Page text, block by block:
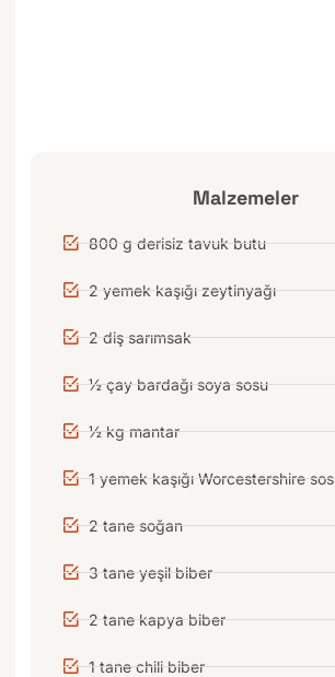
Malzemeler
800 g derisiz tavuk butu
2 yemek kaşığı zeytinyağı
2 diş sarımsak
½ çay bardağı soya sosu
½ kg mantar
1 yemek kaşığı Worcestershire sos
2 tane soğan
3 tane yeşil biber
2 tane kapya biber
1 tane chili biber